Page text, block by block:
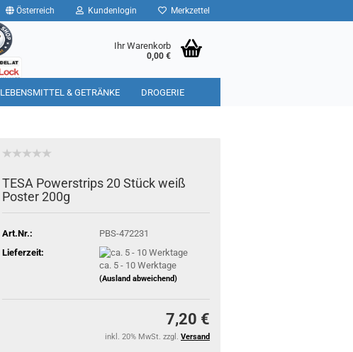
Österreich Kundenlogin Merkzettel
Ihr Warenkorb
0,00 €
LEBENSMITTEL & GETRÄNKE DROGERIE
TESA Powerstrips 20 Stück weiß
Poster 200g
Art.Nr.:
PBS-472231
Lieferzeit:
ca. 5 - 10 Werktage
(Ausland abweichend)
7,20 €
inkl. 20% MwSt. zzgl. Versand